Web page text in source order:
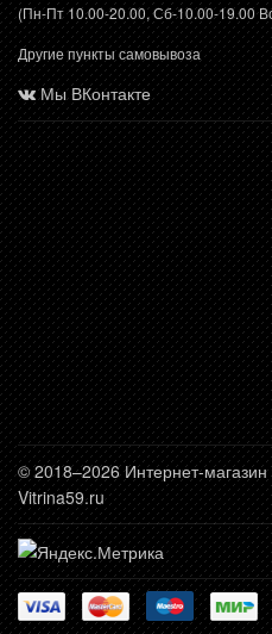
(Пн-Пт 10.00-20.00, Сб-10.00-19.00
Другие пункты самовывоза
Мы ВКонтакте
© 2018–2026 Интернет-
Vitrina59.ru